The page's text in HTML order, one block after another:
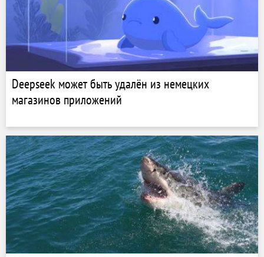
Deepseek может быть удалён из немецких
магазинов приложений